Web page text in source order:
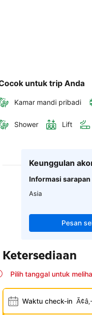
untuk trip Anda
Kamar mandi pribadi
Shower Lift
Keunggulan
Informasi sarapan
Asia
Pesan
Ketersediaan
Pilih tanggal untuk
Waktu check-in